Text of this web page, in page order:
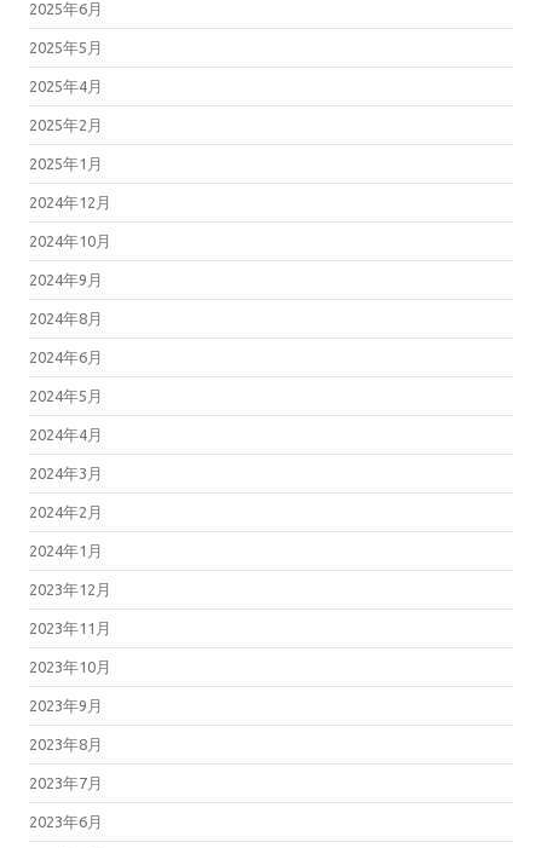
2025年6月
2025年5月
2025年4月
2025年2月
2025年1月
2024年12月
2024年10月
2024年9月
2024年8月
2024年6月
2024年5月
2024年4月
2024年3月
2024年2月
2024年1月
2023年12月
2023年11月
2023年10月
2023年9月
2023年8月
2023年7月
2023年6月